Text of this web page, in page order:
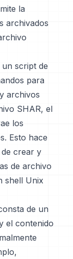
la
archivados
script de
para
archivos
SHAR, el
los
Esto hace
crear y
de archivo
shell Unix
de un
el contenido